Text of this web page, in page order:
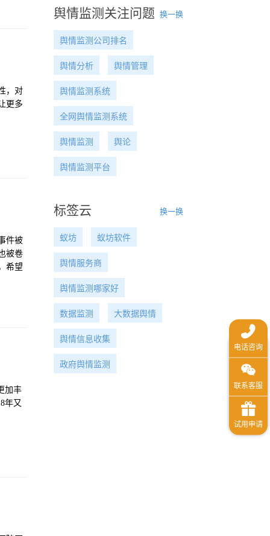
，对
更多
件被
被卷
希望
加丰
年又
舆情监测关注问题 换一换
舆情监测公司排名
舆情分析 舆情管理
舆情监测系统
全网舆情监测系统
舆情监测 舆论
舆情监测平台
标签云 换一换
蚁坊 蚁坊软件
舆情服务商
舆情监测哪家好
数据监测 大数据舆情
舆情信息收集
政府舆情监测